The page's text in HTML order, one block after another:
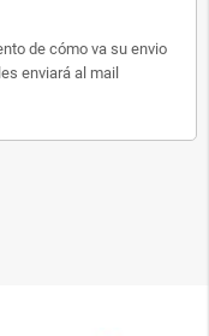
de cómo va su envio
enviará al mail